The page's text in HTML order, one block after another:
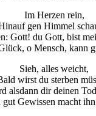
Im Herzen rein,
gen Himmel
Gott! du Gott, bist
o Mensch, kann
Sieh, alles weicht,
wirst du sterben
alsdann dir deinen
gut Gewissen macht